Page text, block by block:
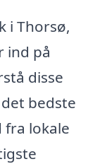
i Thorsø,
ind på
disse
bedste
lokale